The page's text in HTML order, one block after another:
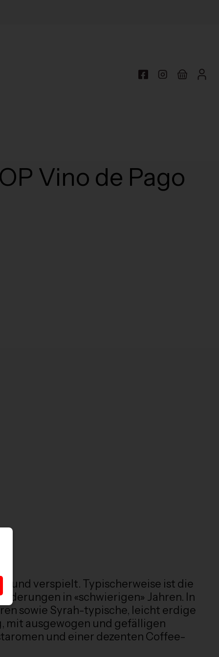
Vino de Pago
und verspielt. Typischerweise ist die
in «schwierigen» Jahren. In
sowie Syrah-typische, leicht erdige
mit ausgewogen und gefälligen
und einer dezenten Coffee-